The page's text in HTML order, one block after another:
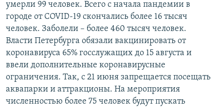
умерли 99 человек. Всего с начала пандемии в
городе от COVID-19 скончались более 16 тысяч
человек. Заболели – более 460 тысяч человек.
Власти Петербурга обязали вакцинировать от
коронавируса 65% госслужащих до 15 августа и
ввели дополнительные коронавирусные
ограничения. Так, с 21 июня запрещается посещать
аквапарки и аттракционы. На мероприятия
численностью более 75 человек будут пускать